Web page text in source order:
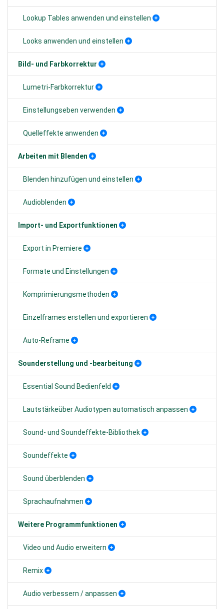
Lookup Tables anwenden und einstellen
Looks anwenden und einstellen
Bild- und Farbkorrektur
Lumetri-Farbkorrektur
Einstellungseben verwenden
Quelleffekte anwenden
Arbeiten mit Blenden
Blenden hinzufügen und einstellen
Audioblenden
Import- und Exportfunktionen
Export in Premiere
Formate und Einstellungen
Komprimierungsmethoden
Einzelframes erstellen und exportieren
Auto-Reframe
Sounderstellung und -bearbeitung
Essential Sound Bedienfeld
Lautstärkeüber Audiotypen automatisch anpassen
Sound- und Soundeffekte-Bibliothek
Soundeffekte
Sound überblenden
Sprachaufnahmen
Weitere Programmfunktionen
Video und Audio erweitern
Remix
Audio verbessern / anpassen